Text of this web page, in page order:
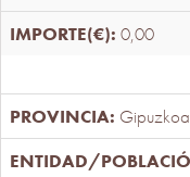
0,00
Gipuzkoa